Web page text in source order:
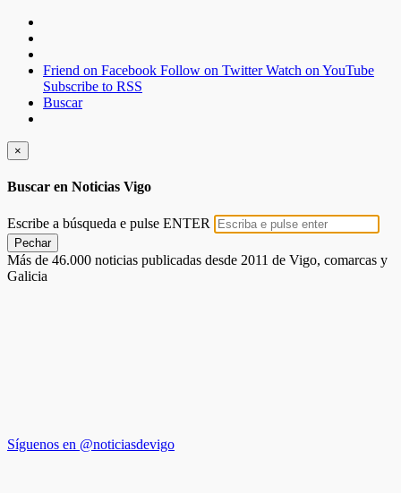
Friend on Facebook Follow on Twitter Watch on YouTube
Subscribe to RSS
Buscar
×
Buscar en Noticias Vigo
Escribe a búsqueda e pulse ENTER
Pechar
Más de 46.000 noticias publicadas desde 2011 de Vigo, comarcas y
Galicia
Síguenos en @noticiasdevigo